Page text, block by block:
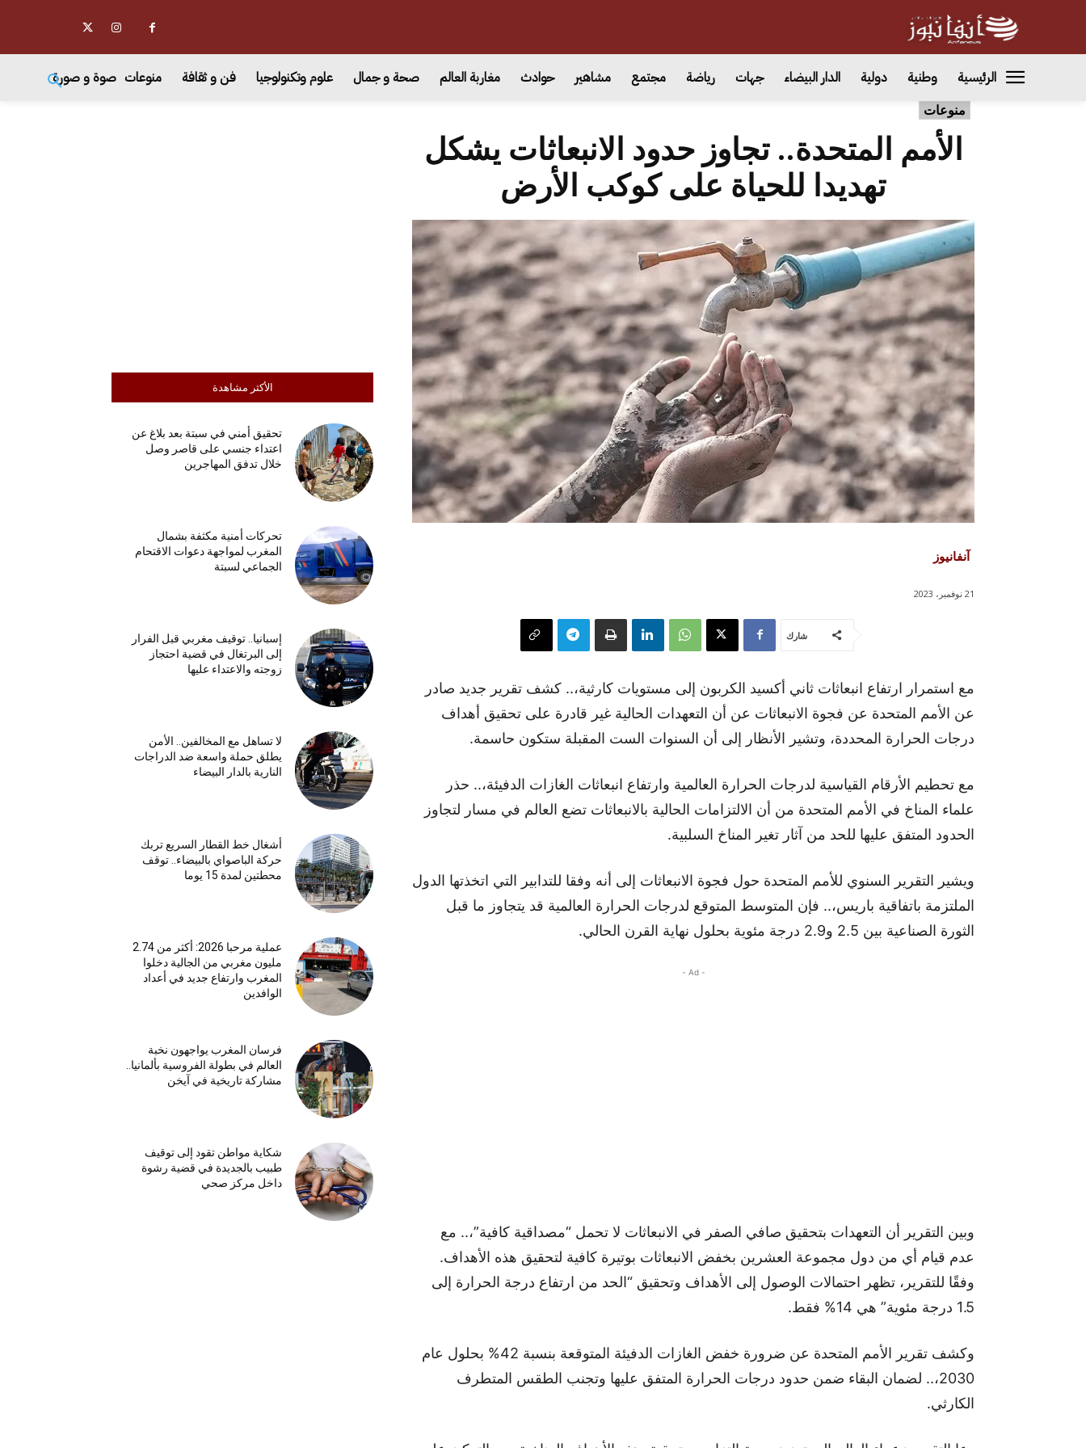
الرئيسية وطنية دولية الدار البيضاء جهات رياضة مجتمع مشاهير حوادث مغاربة العالم صحة و جمال علوم وتكنولوجيا فن و ثقافة منوعات صوة و صورة
منوعات
الأكثر مشاهدة
تحقيق أمني في سبتة بعد بلاغ عن
اعتداء جنسي على قاصر وصل
خلال تدفق المهاجرين
تحركات أمنية مكثفة بشمال
المغرب لمواجهة دعوات الاقتحام
الجماعي لسبتة
إسبانيا.. توقيف مغربي قبل الفرار
إلى البرتغال في قضية احتجاز
زوجته والاعتداء عليها
لا تساهل مع المخالفين.. الأمن
يطلق حملة واسعة ضد الدراجات
النارية بالدار البيضاء
أشغال خط القطار السريع تربك
حركة الباصواي بالبيضاء.. توقف
محطتين لمدة 15 يوما
عملية مرحبا 2026: أكثر من 2.74
مليون مغربي من الجالية دخلوا
المغرب وارتفاع جديد في أعداد
الوافدين
فرسان المغرب يواجهون نخبة
العالم في بطولة الفروسية بألمانيا..
مشاركة تاريخية في آيخن
شكاية مواطن تقود إلى توقيف
طبيب بالجديدة في قضية رشوة
داخل مركز صحي
الأمم المتحدة.. تجاوز حدود الانبعاثات يشكل
تهديدا للحياة على كوكب الأرض
آنفانيوز
21 نوفمبر، 2023
شارك
مع استمرار ارتفاع انبعاثات ثاني أكسيد الكربون إلى مستويات كارثية،.. كشف تقرير جديد صادر
عن الأمم المتحدة عن فجوة الانبعاثات عن أن التعهدات الحالية غير قادرة على تحقيق أهداف
درجات الحرارة المحددة، وتشير الأنظار إلى أن السنوات الست المقبلة ستكون حاسمة.
مع تحطيم الأرقام القياسية لدرجات الحرارة العالمية وارتفاع انبعاثات الغازات الدفيئة،.. حذر
علماء المناخ في الأمم المتحدة من أن الالتزامات الحالية بالانبعاثات تضع العالم في مسار لتجاوز
الحدود المتفق عليها للحد من آثار تغير المناخ السلبية.
ويشير التقرير السنوي للأمم المتحدة حول فجوة الانبعاثات إلى أنه وفقا للتدابير التي اتخذتها الدول
الملتزمة باتفاقية باريس،.. فإن المتوسط المتوقع لدرجات الحرارة العالمية قد يتجاوز ما قبل
الثورة الصناعية بين 2.5 و2.9 درجة مئوية بحلول نهاية القرن الحالي.
- Ad -
وبين التقرير أن التعهدات بتحقيق صافي الصفر في الانبعاثات لا تحمل “مصداقية كافية”،.. مع
عدم قيام أي من دول مجموعة العشرين بخفض الانبعاثات بوتيرة كافية لتحقيق هذه الأهداف.
وفقًا للتقرير، تظهر احتمالات الوصول إلى الأهداف وتحقيق “الحد من ارتفاع درجة الحرارة إلى
1.5 درجة مئوية” هي 14% فقط.
وكشف تقرير الأمم المتحدة عن ضرورة خفض الغازات الدفيئة المتوقعة بنسبة 42% بحلول عام
2030،.. لضمان البقاء ضمن حدود درجات الحرارة المتفق عليها وتجنب الطقس المتطرف
الكارثي.